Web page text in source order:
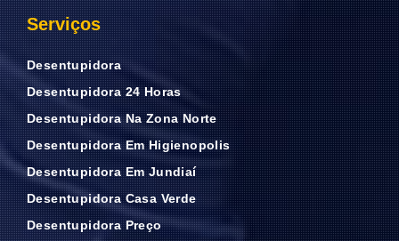
Serviços
Desentupidora
Desentupidora 24 Horas
Desentupidora Na Zona Norte
Desentupidora Em Higienopolis
Desentupidora Em Jundiaí
Desentupidora Casa Verde
Desentupidora Preço